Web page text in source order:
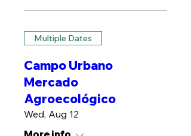
Multiple Dates
Campo Urbano
Mercado
Agroecológico
Wed, Aug 12